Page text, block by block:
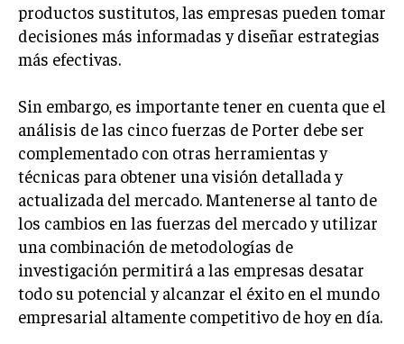
productos sustitutos, las empresas pueden tomar
decisiones más informadas y diseñar estrategias
más efectivas.
Sin embargo, es importante tener en cuenta que el
análisis de las cinco fuerzas de Porter debe ser
complementado con otras herramientas y
técnicas para obtener una visión detallada y
actualizada del mercado. Mantenerse al tanto de
los cambios en las fuerzas del mercado y utilizar
una combinación de metodologías de
investigación permitirá a las empresas desatar
todo su potencial y alcanzar el éxito en el mundo
empresarial altamente competitivo de hoy en día.